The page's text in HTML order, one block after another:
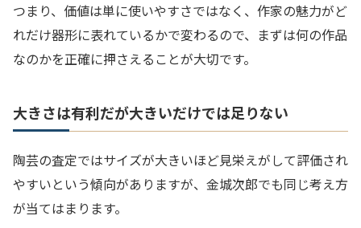
つまり、価値は単に使いやすさではなく、作家の魅力がど
れだけ器形に表れているかで変わるので、まずは何の作品
なのかを正確に押さえることが大切です。
大きさは有利だが大きいだけでは足りない
陶芸の査定ではサイズが大きいほど見栄えがして評価され
やすいという傾向がありますが、金城次郎でも同じ考え方
が当てはまります。